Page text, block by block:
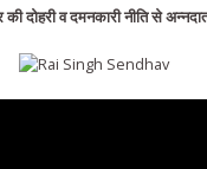
दोहरी व दमनकारी नीति से